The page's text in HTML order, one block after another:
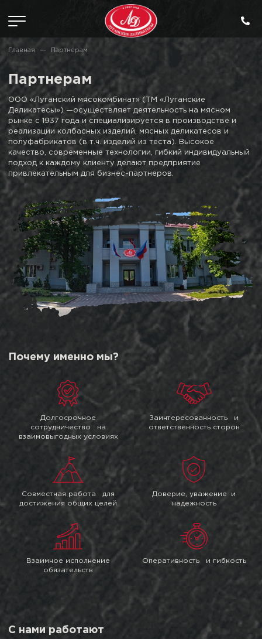
Главная Партнерам
Партнерам
ООО «Луганский мясокомбинат» (ТМ «Луганские
Деликатесы») —осуществляет деятельность на мясном
рынке с 1937 годаи специализируется в производстве и
реализации колбасных изделий, мясных деликатесов и
полуфабрикатов (в т.ч. изделий из теста). Высокое
качество, современные технологии, гибкий индивидуальный
подход к каждому клиенту делают предприятие
привлекательным для бизнес-партнеров.
Почему именно мы?
Долгосрочное
сотрудничество на
взаимовыгодных условиях
Заинтересованность и
ответственность сторон
Совместная работа для
достижения общих целей
Доверие, уважение и
надежность
Взаимное исполнение
обязательств
Оперативность и гибкость
С нами работают